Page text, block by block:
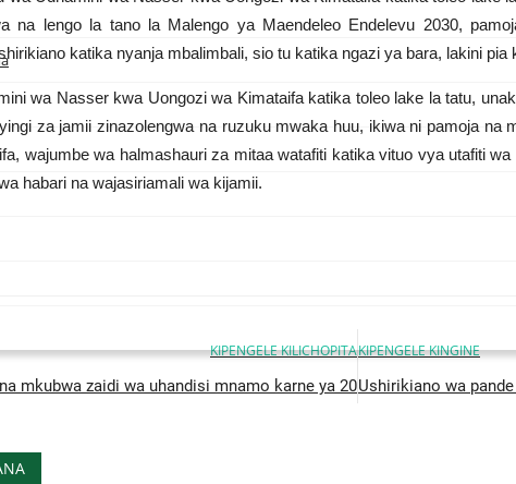
na lengo la tano la Malengo ya Maendeleo Endelevu 2030,
katika nyanja mbalimbali, sio tu katika ngazi ya bara, lakini
wa Nasser kwa Uongozi wa Kimataifa katika toleo lake la tatu,
za jamii zinazolengwa na ruzuku mwaka huu, ikiwa ni pamoja
wajumbe wa halmashauri za mitaa watafiti katika vituo vya utafiti
habari na wajasiriamali wa kijamii.
KIPENGELE KILICHOPITA
mkubwa zaidi wa uhandisi mnamo karne ya 20
KIPENGELE KINGINE
Ushirikiano wa